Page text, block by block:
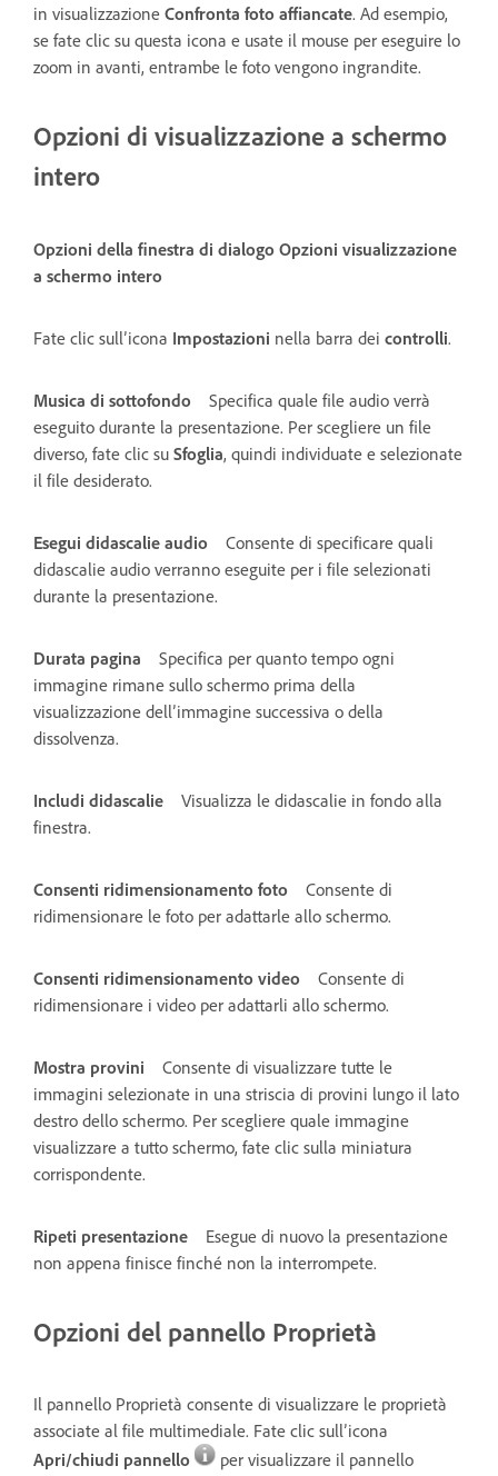
in visualizzazione Confronta foto affiancate. Ad esempio,
se fate clic su questa icona e usate il mouse per eseguire lo
zoom in avanti, entrambe le foto vengono ingrandite.
Opzioni di visualizzazione a schermo
intero
Opzioni della finestra di dialogo Opzioni visualizzazione
a schermo intero
Fate clic sull’icona Impostazioni nella barra dei controlli.
Musica di sottofondo
Specifica quale file audio verrà
eseguito durante la presentazione. Per scegliere un file
diverso, fate clic su Sfoglia, quindi individuate e selezionate
il file desiderato.
Esegui didascalie audio
Consente di specificare quali
didascalie audio verranno eseguite per i file selezionati
durante la presentazione.
Durata pagina
Specifica per quanto tempo ogni
immagine rimane sullo schermo prima della
visualizzazione dell’immagine successiva o della
dissolvenza.
Includi didascalie
Visualizza le didascalie in fondo alla
finestra.
Consenti ridimensionamento foto
Consente di
ridimensionare le foto per adattarle allo schermo.
Consenti ridimensionamento video
Consente di
ridimensionare i video per adattarli allo schermo.
Mostra provini
Consente di visualizzare tutte le
immagini selezionate in una striscia di provini lungo il lato
destro dello schermo. Per scegliere quale immagine
visualizzare a tutto schermo, fate clic sulla miniatura
corrispondente.
Ripeti presentazione
Esegue di nuovo la presentazione
non appena finisce finché non la interrompete.
Opzioni del pannello Proprietà
Il pannello Proprietà consente di visualizzare le proprietà
associate al file multimediale. Fate clic sull’icona
Apri/chiudi pannello
per visualizzare il pannello